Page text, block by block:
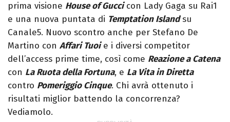
prima visione House of Guccicon Lady Gaga su Rai1
e una nuova puntata di Temptation Islandsu
Canale5. Nuovo scontro anche per Stefano De
Martino con Affari Tuoie i diversi competitor
dell’access prime time, così come Reazione a Catena
con La Ruota della Fortuna, e La Vita in Diretta
contro Pomeriggio Cinque. Chi avrà ottenuto i
risultati miglior battendo la concorrenza?
Vediamolo.